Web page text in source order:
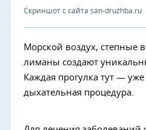
Скриншот с сайта san-druzhba.ru
Морской воздух, степные
лиманы создают
Каждая прогулка тут —
дыхательная процедура.